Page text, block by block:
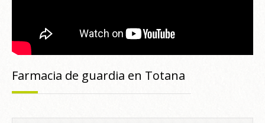
Farmacia de guardia en Totana